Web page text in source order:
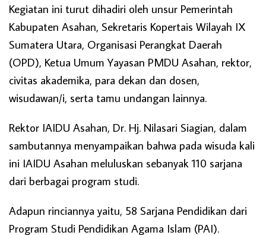
Kegiatan ini turut dihadiri oleh unsur Pemerintah
Kabupaten Asahan, Sekretaris Kopertais Wilayah IX
Sumatera Utara, Organisasi Perangkat Daerah
(OPD), Ketua Umum Yayasan PMDU Asahan, rektor,
civitas akademika, para dekan dan dosen,
wisudawan/i, serta tamu undangan lainnya.
Rektor IAIDU Asahan, Dr. Hj. Nilasari Siagian, dalam
sambutannya menyampaikan bahwa pada wisuda kali
ini IAIDU Asahan meluluskan sebanyak 110 sarjana
dari berbagai program studi.
Adapun rinciannya yaitu, 58 Sarjana Pendidikan dari
Program Studi Pendidikan Agama Islam (PAI).